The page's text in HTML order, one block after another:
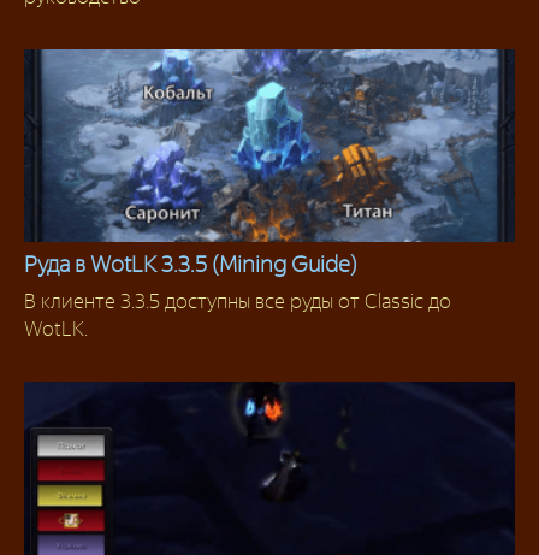
Гайды
Руда в WotLK 3.3.5 (Mining Guide)
В клиенте 3.3.5 доступны все руды от Classic до
WotLK.